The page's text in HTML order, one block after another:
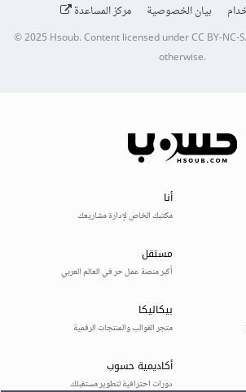
بيان الخصوصية مركز المساعدة
© 2025Hsoub.Content licensed underCC BY-NC-
otherwise.